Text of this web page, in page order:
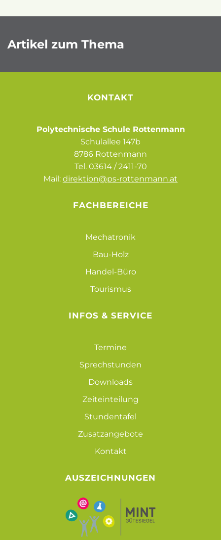
Artikel zum Thema
KONTAKT
Polytechnische Schule Rottenmann
Schulallee 147b
8786 Rottenmann
Tel. 03614 / 2411-70
Mail: direktion@ps-rottenmann.at
FACHBEREICHE
Mechatronik
Bau-Holz
Handel-Büro
Tourismus
INFOS & SERVICE
Termine
Sprechstunden
Downloads
Zeiteinteilung
Stundentafel
Zusatzangebote
Kontakt
AUSZEICHNUNGEN